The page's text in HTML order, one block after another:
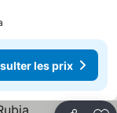
les prix